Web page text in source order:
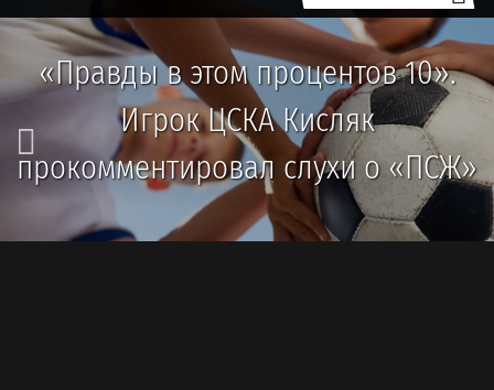
«Правды в этом процентов 10».
Игрок ЦСКА Кисляк
прокомментировал слухи о «ПСЖ»